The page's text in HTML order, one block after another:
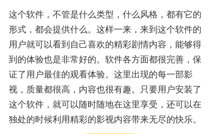
这个软件，不管是什么类型，什么风格，都有它的
形式，都会提供什么。这样一来，来到这个软件的
用户就可以看到自己喜欢的精彩剧情内容，能够得
到的体验也是非常好的。软件各方面都很完善，保
证了用户最佳的观看体验。这里出现的每一部影
视，质量都很高，内容也很有趣。只要用户安装了
这个软件，就可以随时随地在这里享受，还可以在
独处的时候利用精彩的影视内容带来无尽的快乐。